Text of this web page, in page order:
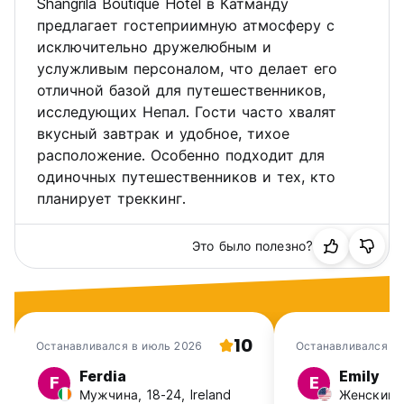
предоставлено «Тепло и гостеприимство».
УДОБСТВА
-18 номеров (возможно примыкающие/общие ванные
комнаты)
-Трансфер из аэропорта в отель (6 км) по запросу и за
дополнительную плату.
- Автобусный вокзал Покхары в 5 минутах ходьбы,
- Ресторан с террасой на крыше и бар в саду –
предлагает широкий выбор напитков и коктейлей.
Ресторан с обширным меню – китайская,
- Круглосуточная стойка регистрации.
-Номера с вентилятором (в Катманду умеренные летние
температуры), кабельное телевидение, электронные
Shangrila Boutique Hotel в Катманду
предлагает гостеприимную атмосферу с
исключительно дружелюбным и
услужливым персоналом, что делает его
отличной базой для путешественников,
исследующих Непал. Гости часто хвалят
вкусный завтрак и удобное, тихое
расположение. Особенно подходит для
одиночных путешественников и тех, кто
планирует треккинг.
Это было полезно?
Останавливался в июль 2026 10
F Ferdia
Мужчина, 18-24, Ireland
Останавливался
E Emily
Женский,